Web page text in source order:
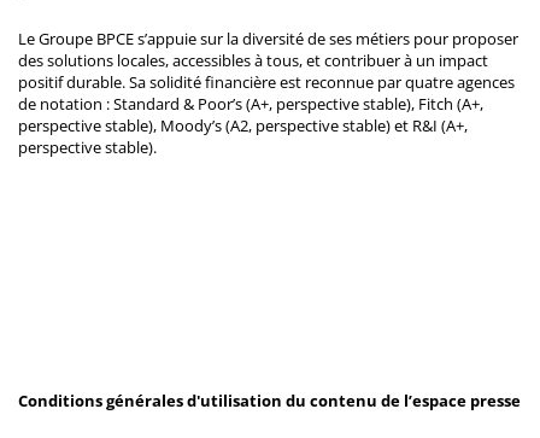
Le Groupe BPCE s’appuie sur la diversité de ses métiers pour proposer
des solutions locales, accessibles à tous, et contribuer à un impact
positif durable. Sa solidité financière est reconnue par quatre agences
de notation : Standard & Poor’s (A+, perspective stable), Fitch (A+,
perspective stable), Moody’s (A2, perspective stable) et R&I (A+,
perspective stable).
Conditions générales d'utilisation du contenu de l’espace presse